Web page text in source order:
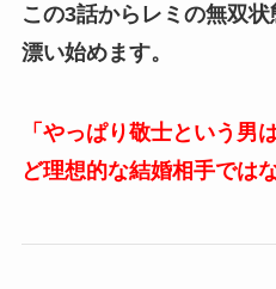
この3話からレミの無双状
漂い始めます。
「やっぱり敬士という男
ど理想的な結婚相手では